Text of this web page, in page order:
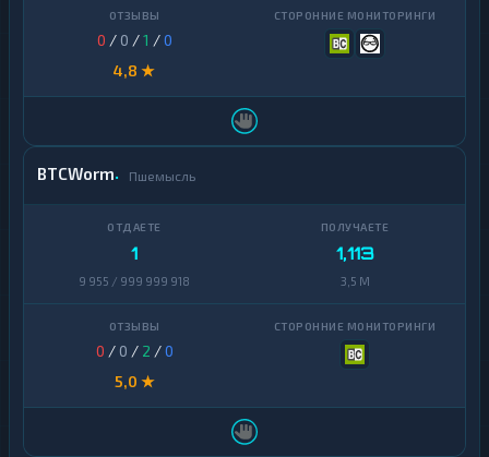
0 / 0 /1 /0
4,8 ★
BTCWorm Пшемысль
1
9 955 / 999 999 918
1,113
3,5 M
0 / 0 / 2 /0
5,0 ★